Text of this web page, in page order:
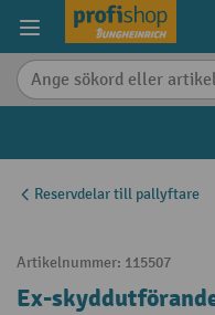
Reservdelar till pallyftare
Artikelnummer: 115507
Ex-